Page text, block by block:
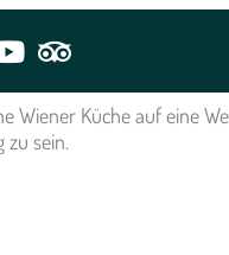
Küche auf eine
zu sein.